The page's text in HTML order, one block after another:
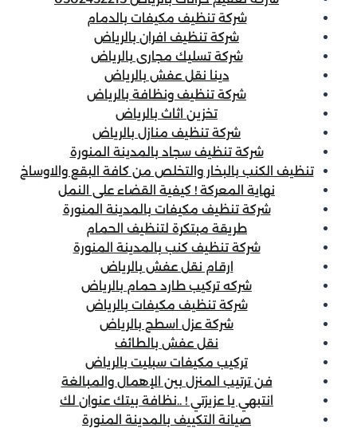
شركة تنظيف مكيفات بالدمام
شركة تنظيف افران بالرياض
شركة تسليك مجارى بالرياض
دينا نقل عفش بالرياض
شركة تنظيف ونظافة بالرياض
تخزين اثاث بالرياض
شركة تنظيف منازل بالرياض
شركة تنظيف سجاد بالمدينة المنورة
تنظيف الكنب بالبخار والتخلص من كافة البقع والاوساخ
نهاية المعركة ! كيفية القضاء على النمل
شركة تنظيف مكيفات بالمدينة المنورة
طريقة مبتكرة لتنظيف الحمام
شركة تنظيف كنب بالمدينة المنورة
ارقام نقل عفش بالرياض
شركه تركيب طارد حمام بالرياض
شركة تنظيف مكيفات بالرياض
شركة عزل اسطح بالرياض
نقل عفش بالطائف
تركيب مكيفات سبليت بالرياض
فن ترتيب المنزل بين الإهمال والمبالغة
انتبهي يا عزيزتي ! ..نظافة بيتك عنوان لك
صيانة التكييف بالمدينة المنورة